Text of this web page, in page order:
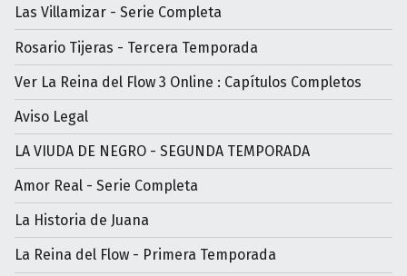
Las Villamizar - Serie Completa
Rosario Tijeras - Tercera Temporada
Ver La Reina del Flow 3 Online : Capítulos Completos
Aviso Legal
LA VIUDA DE NEGRO - SEGUNDA TEMPORADA
Amor Real - Serie Completa
La Historia de Juana
La Reina del Flow - Primera Temporada